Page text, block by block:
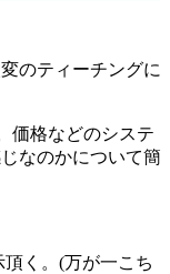
のティーチングに
価格などのシステ
なのかについて簡
く。(万が一こち